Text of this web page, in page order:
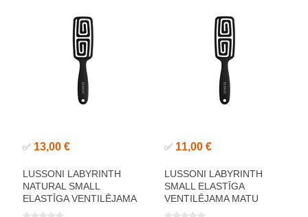
✅ 13,00 €
LUSSONI LABYRINTH
NATURAL SMALL
ELASTĪGA VENTILĒJAMA
MATU SUKA
✅ 11,00 €
LUSSONI LABYRINTH
SMALL ELASTĪGA
VENTILĒJAMA MATU
SUKA